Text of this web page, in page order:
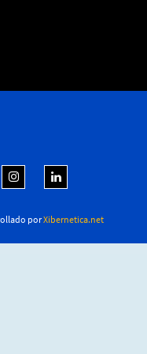
porXibernetica.net